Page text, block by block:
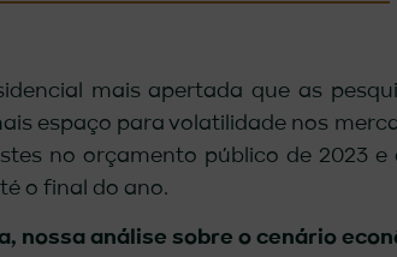
mais apertada que as
espaço para volatilidade nos
no orçamento público de 2023
o final do ano.
nossa análise sobre o cenário